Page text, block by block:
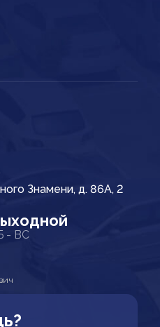
Знамени, д. 86А, 2
- ВС